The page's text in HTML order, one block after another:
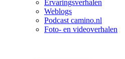
Ervaringsverhalen
Weblogs
Podcast camino.nl
Foto- en videoverhalen